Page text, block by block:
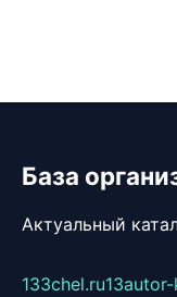
База
Актуальный
133chel.ru